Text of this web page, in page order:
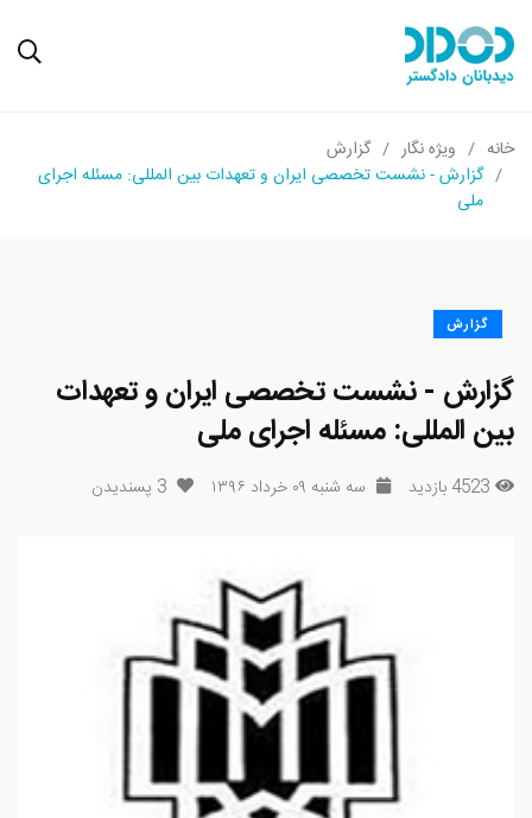
خانه ویژه نگار
گزارش
گزارش - نشست تخصصی ایران و تعهدات بین المللی: مسئله اجرای
ملی
گزارش
گزارش - نشست تخصصی ایران و تعهدات
بین المللی: مسئله اجرای ملی
4523 بازدید سه شنبه ۰۹ خرداد ۱۳۹۶ 3 پسندیدن